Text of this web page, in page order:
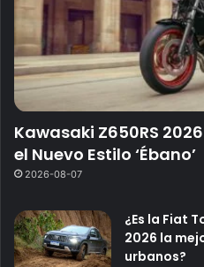
Kawasaki Z650RS
el Nuevo Estilo ‘Ébano’
2026-08-07
¿Es la Fiat
2026 la
urbanos?